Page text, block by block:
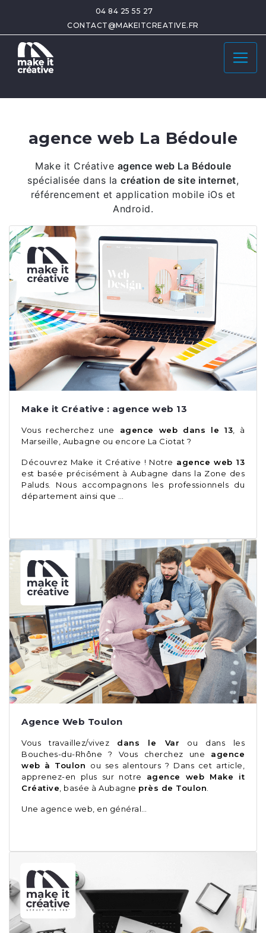
04 84 25 55 27
CONTACT@MAKEITCREATIVE.FR
agence web La Bédoule
Make it Créative agence web La Bédoule
spécialisée dans la création de site internet,
référencement et application mobile iOs et
Android.
Make it Créative : agence web 13
Vous recherchez une agence web dans le 13 , à
Marseille, Aubagne ou encore La Ciotat ?
Découvrez Make it Créative ! Notre agence web 13
est basée précisément à Aubagne dans la Zone des
Paluds. Nous accompagnons les professionnels du
département ainsi que …
Agence Web Toulon
Vous travaillez/vivez dans le Var ou dans les
Bouches-du-Rhône ? Vous cherchez une agence
web à Toulon ou ses alentours ? Dans cet article,
apprenez-en plus sur notre agence web Make it
Créative, basée à Aubagne près de Toulon.
Une agence web, en général…